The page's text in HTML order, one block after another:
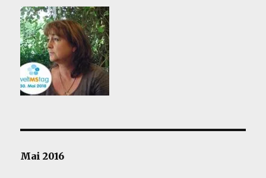
Mai 2016